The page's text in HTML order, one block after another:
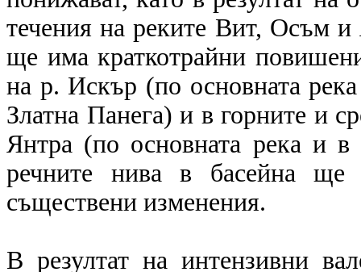
течения на реките Вит, Осъм
ще има краткотрайни
на р. Искър (по основната
Златна Панега) и в горните и
Янтра (по основната река и
речните нива в басейна
съществени изменения.
В резултат на интензивни